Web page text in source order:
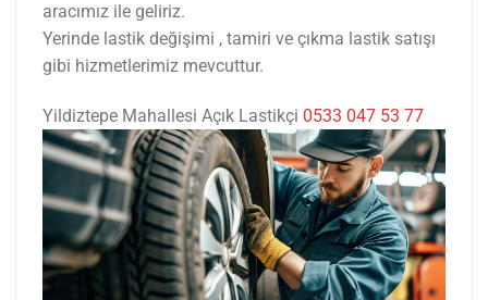
aracımız ile geliriz.
Yerinde lastik değişimi , tamiri ve çıkma lastik satışı
gibi hizmetlerimiz mevcuttur.
Yildiztepe Mahallesi Açık Lastikçi 0533 047 53 77